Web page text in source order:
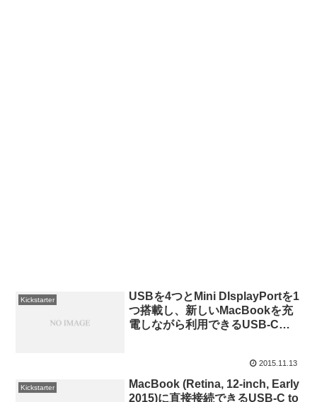
Kickstarter
USBを4つとMini DIsplayPortを1
つ搭載し、新しいMacBookを充
電しながら利用できるUSB-C
2015.11.13
Kickstarter
MacBook (Retina, 12-inch, Early
2015)に直接接続できるUSB-C to